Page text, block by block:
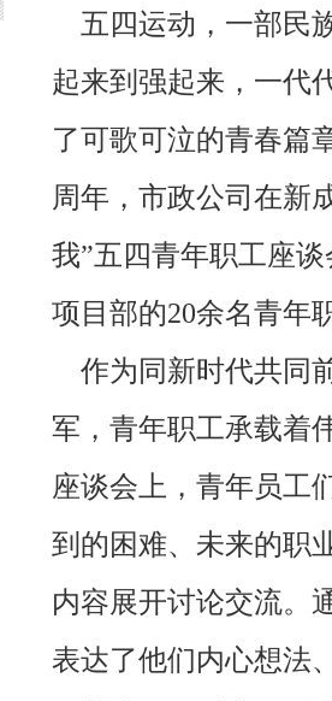
五四运动，一部民
起来到强起来，一代
了可歌可泣的青春篇
周年，市政公司在新
我”五四青年职工座
项目部的20余名青年
作为同新时代共同
军，青年职工承载着
座谈会上，青年员工
到的困难、未来的职
内容展开讨论交流。
表达了他们内心想法